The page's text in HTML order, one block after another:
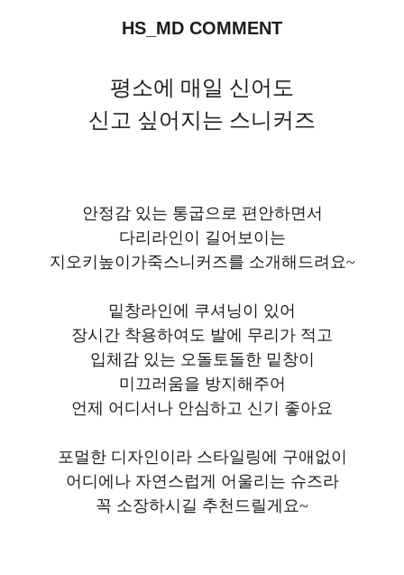
HS_MD COMMENT
평소에 매일 신어도
신고 싶어지는 스니커즈
안정감 있는 통굽으로 편안하면서
다리라인이 길어보이는
지오키높이가죽스니커즈를 소개해드려요~
밑창라인에 쿠셔닝이 있어
장시간 착용하여도 발에 무리가 적고
입체감 있는 오돌토돌한 밑창이
미끄러움을 방지해주어
언제 어디서나 안심하고 신기 좋아요
포멀한 디자인이라 스타일링에 구애없이
어디에나 자연스럽게 어울리는 슈즈라
꼭 소장하시길 추천드릴게요~